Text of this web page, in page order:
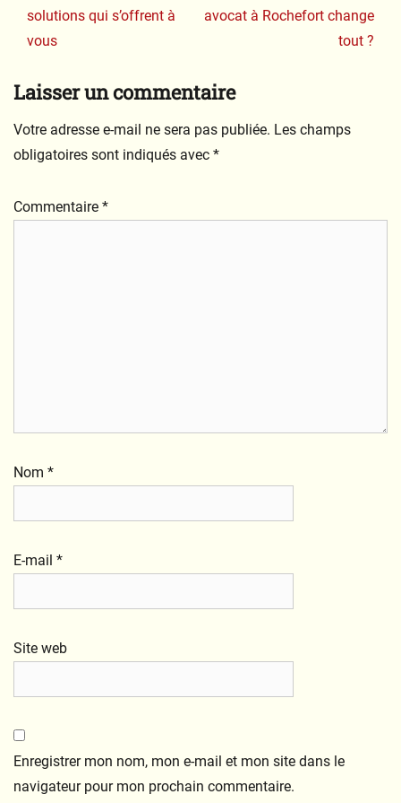
solutions qui s’offrent à
vous
avocat à Rochefort change
tout ?
Laisser un commentaire
Votre adresse e-mail ne sera pas publiée. Les champs
obligatoires sont indiqués avec *
Commentaire *
Nom *
E-mail *
Site web
Enregistrer mon nom, mon e-mail et mon site dans le
navigateur pour mon prochain commentaire.